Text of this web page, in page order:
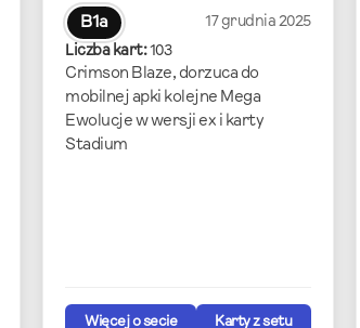
B1a
17 grudnia 2025
Liczba kart:103
Crimson Blaze, dorzuca do
mobilnej apki kolejne Mega
Ewolucje w wersji ex i karty
Stadium
Więcej o secie Karty z setu